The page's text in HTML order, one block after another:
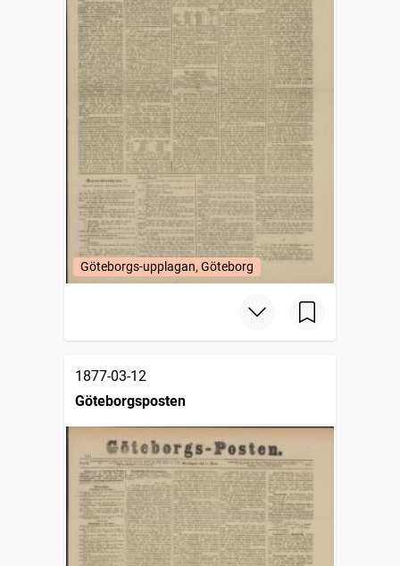
Göteborgs-upplagan, Göteborg
1877-03-12
Göteborgsposten